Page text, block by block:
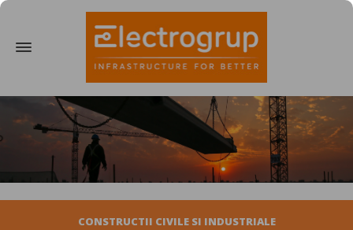
CONSTRUCTII CIVILE SI INDUSTRIALE